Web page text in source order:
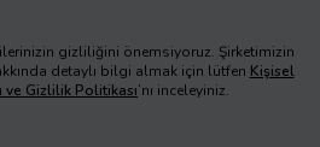
gizliliğini önemsiyoruz. Şirketimizin
detaylı bilgi almak için lütfen Kişisel
ve Gizlilik Politikası’nı inceleyiniz.